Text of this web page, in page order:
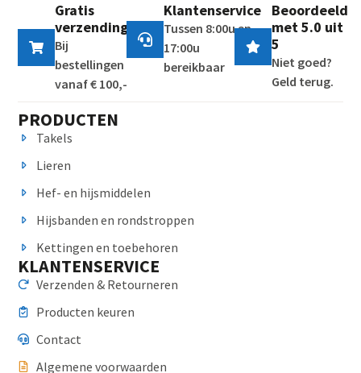
Gratis
verzending
Bij
bestellingen
vanaf € 100,-
Klantenservice
Tussen 8:00u en
17:00u
bereikbaar
Beoordeeld
met 5.0 uit
5
Niet goed?
Geld terug.
PRODUCTEN
Takels
Lieren
Hef- en hijsmiddelen
Hijsbanden en rondstroppen
Kettingen en toebehoren
KLANTENSERVICE
Verzenden & Retourneren
Producten keuren
Contact
Algemene voorwaarden